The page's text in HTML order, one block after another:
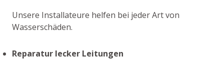
Unsere Installateure helfen bei jeder Art von
Wasserschäden.
Reparatur lecker Leitungen